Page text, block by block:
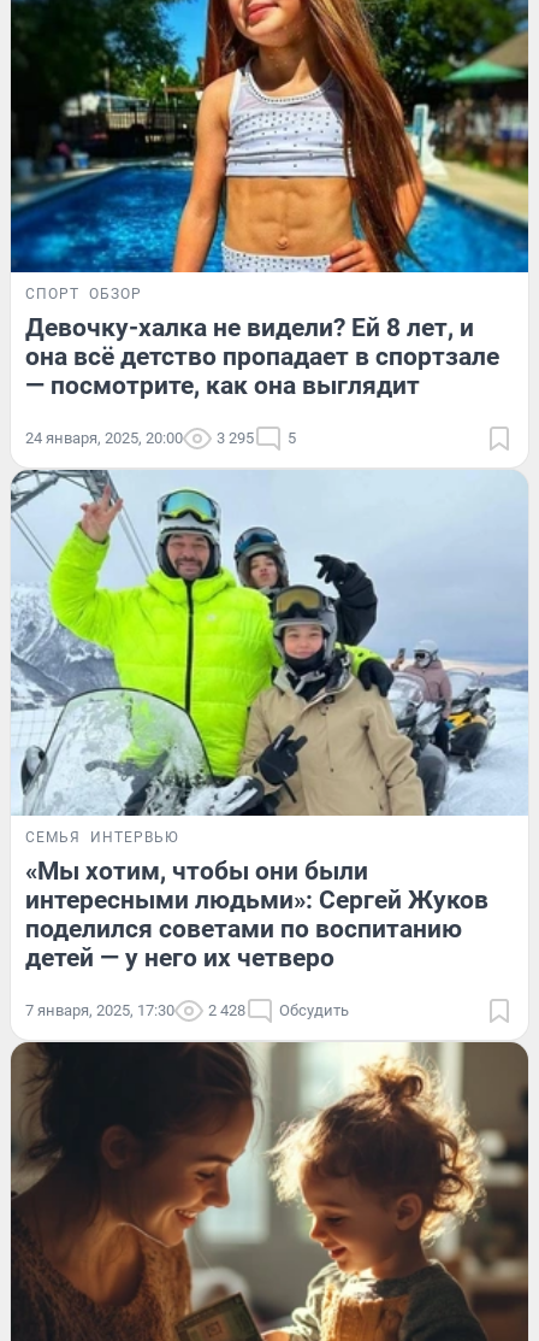
СПОРТ ОБЗОР
Девочку-халка не видели? Ей 8 лет, и
она всё детство пропадает в спортзале
— посмотрите, как она выглядит
24 января, 2025, 20:00 3 295 5
СЕМЬЯ ИНТЕРВЬЮ
«Мы хотим, чтобы они были
интересными людьми»: Сергей Жуков
поделился советами по воспитанию
детей — у него их четверо
7 января, 2025, 17:30 2 428 Обсудить